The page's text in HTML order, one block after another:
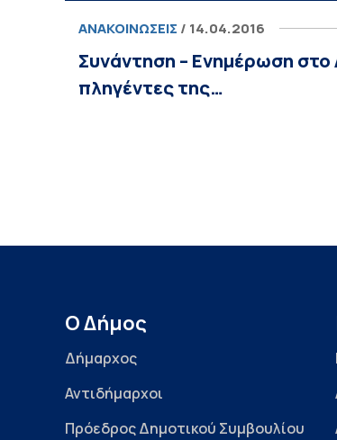
ΑΝΑΚΟΙΝΏΣΕΙΣ / 14.04.2016
Συνάντηση – Ενημέρωση στο
πληγέντες της…
Ο Δήμος
Δήμαρχος
Αντιδήμαρχοι
Πρόεδρος Δημοτικού Συμβουλίου